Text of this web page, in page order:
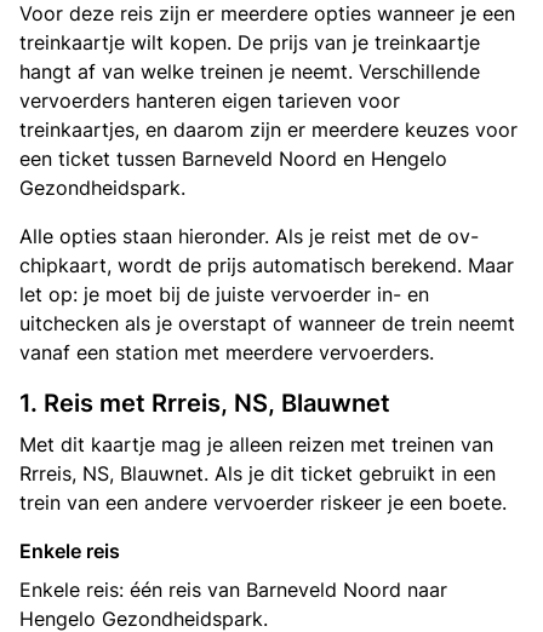
Voor deze reis zijn er meerdere opties wanneer je een
treinkaartje wilt kopen. De prijs van je treinkaartje
hangt af van welke treinen je neemt. Verschillende
vervoerders hanteren eigen tarieven voor
treinkaartjes, en daarom zijn er meerdere keuzes voor
een ticket tussen Barneveld Noord en Hengelo
Gezondheidspark.
Alle opties staan hieronder. Als je reist met de ov-
chipkaart, wordt de prijs automatisch berekend. Maar
let op: je moet bij de juiste vervoerder in- en
uitchecken als je overstapt of wanneer de trein neemt
vanaf een station met meerdere vervoerders.
1. Reis met Rrreis, NS, Blauwnet
Met dit kaartje mag je alleen reizen met treinen van
Rrreis, NS, Blauwnet. Als je dit ticket gebruikt in een
trein van een andere vervoerder riskeer je een boete.
Enkele reis
Enkele reis: één reis van Barneveld Noord naar
Hengelo Gezondheidspark.